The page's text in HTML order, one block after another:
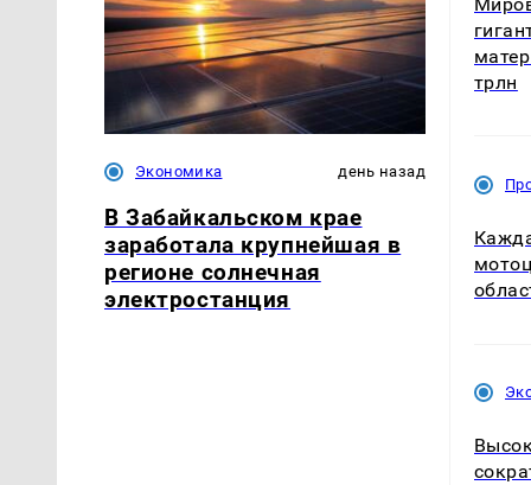
Экономика день назад
В Забайкальском крае
заработала крупнейшая в
регионе солнечная
электростанция
трлн